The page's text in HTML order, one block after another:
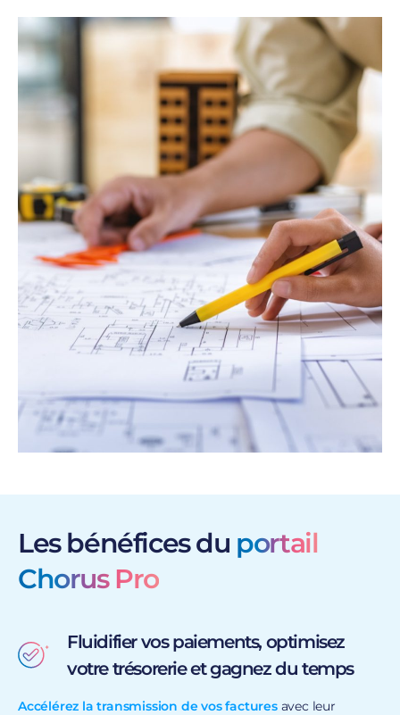
de facturation électroniqueconstatent une diminution de
leurs coûts ainsi que de leurs délais de paiement. Une
solution que garantit Chorus Pro avec l’apport d’une
traçabilité sans défaut
Gagnez en productivité, réduisez votre empreinte
carbone et vos charges.
Les bénéfices du portail
Chorus Pro
Fluidifier vos paiements, optimisez
votre trésorerie et gagnez du temps
Accélérez la transmission de vos facturesavec leur